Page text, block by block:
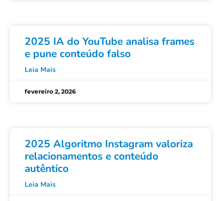
2025 IA do YouTube analisa frames
e pune conteúdo falso
Leia Mais
fevereiro 2, 2026
2025 Algoritmo Instagram valoriza
relacionamentos e conteúdo
autêntico
Leia Mais